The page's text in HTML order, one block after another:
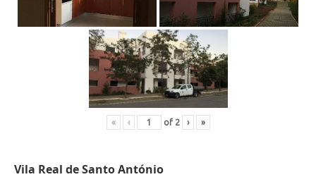
« ‹ of 2 › »
Vila Real de Santo António